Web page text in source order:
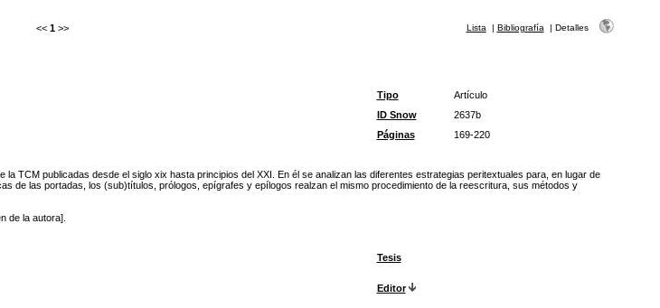
<< 1 >> Lista | Bibliografía | Detalles
Tipo
Artículo
ID Snow
2637b
Páginas
169-220
TCM publicadas desde el siglo xix hasta principios del XXI. En él se analizan las diferentes estrategias peritextuales para, en lugar de
de las portadas, los (sub)títulos, prólogos, epígrafes y epílogos realzan el mismo procedimiento de la reescritura, sus métodos y
de la autora].
Tesis
Editor